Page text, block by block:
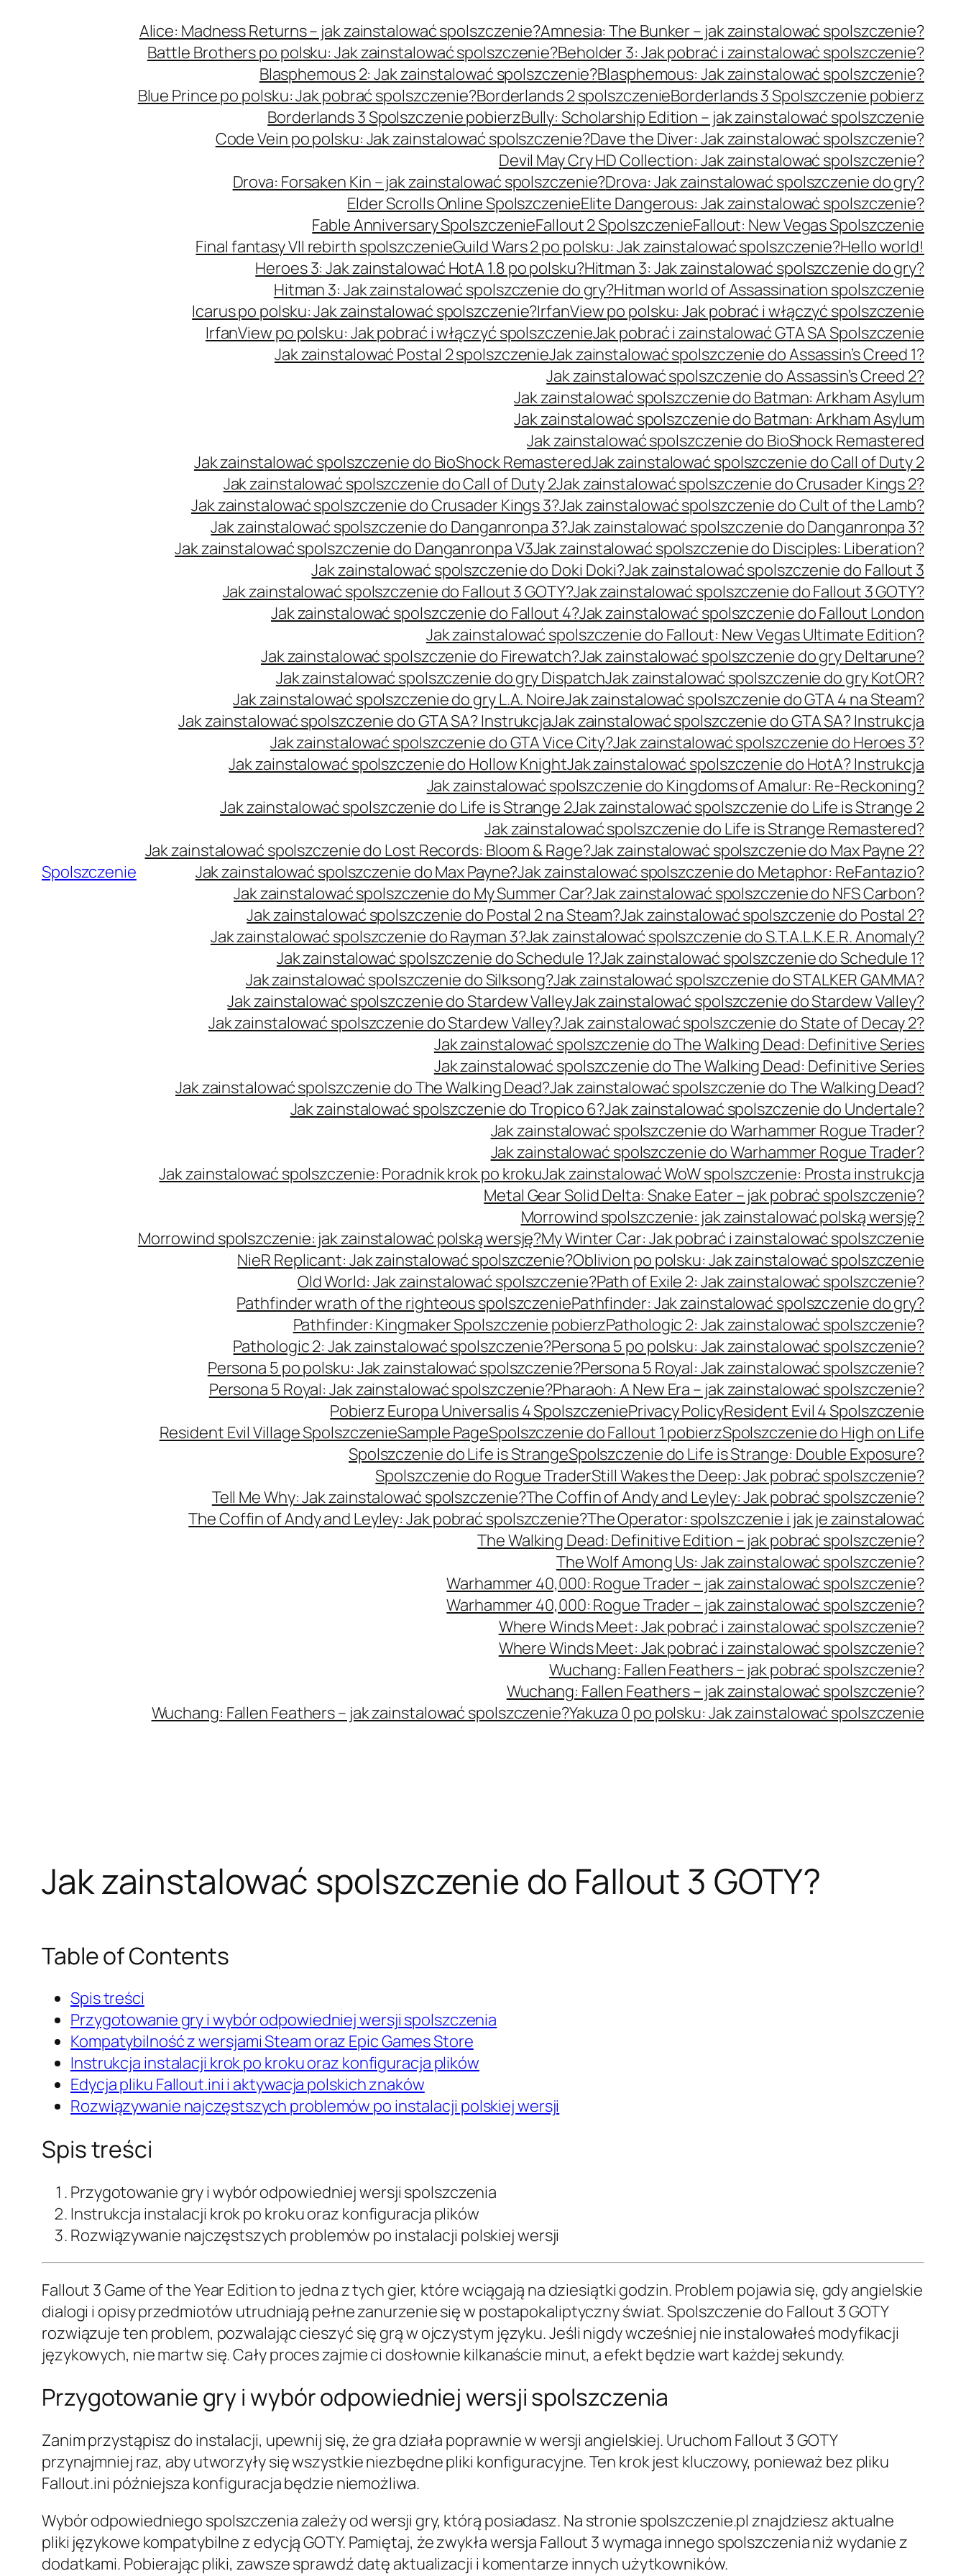
Spolszczenie
Alice: Madness Returns – jak zainstalować spolszczenie?Amnesia: The Bunker – jak zainstalować spolszczenie?
Battle Brothers po polsku: Jak zainstalować spolszczenie?Beholder 3: Jak pobrać i zainstalować spolszczenie?
Blasphemous 2: Jak zainstalować spolszczenie?Blasphemous: Jak zainstalować spolszczenie?
Blue Prince po polsku: Jak pobrać spolszczenie?Borderlands 2 spolszczenieBorderlands 3 Spolszczenie pobierz
Borderlands 3 Spolszczenie pobierzBully: Scholarship Edition – jak zainstalować spolszczenie
Code Vein po polsku: Jak zainstalować spolszczenie?Dave the Diver: Jak zainstalować spolszczenie?
Devil May Cry HD Collection: Jak zainstalować spolszczenie?
Drova: Forsaken Kin – jak zainstalować spolszczenie?Drova: Jak zainstalować spolszczenie do gry?
Elder Scrolls Online SpolszczenieElite Dangerous: Jak zainstalować spolszczenie?
Fable Anniversary SpolszczenieFallout 2 SpolszczenieFallout: New Vegas Spolszczenie
Final fantasy VII rebirth spolszczenieGuild Wars 2 po polsku: Jak zainstalować spolszczenie?Hello world!
Heroes 3: Jak zainstalować HotA 1.8 po polsku?Hitman 3: Jak zainstalować spolszczenie do gry?
Hitman 3: Jak zainstalować spolszczenie do gry?Hitman world of Assassination spolszczenie
Icarus po polsku: Jak zainstalować spolszczenie?IrfanView po polsku: Jak pobrać i włączyć spolszczenie
IrfanView po polsku: Jak pobrać i włączyć spolszczenieJak pobrać i zainstalować GTA SA Spolszczenie
Jak zainstalować Postal 2 spolszczenieJak zainstalować spolszczenie do Assassin’s Creed 1?
Jak zainstalować spolszczenie do Assassin’s Creed 2?
Jak zainstalować spolszczenie do Batman: Arkham Asylum
Jak zainstalować spolszczenie do Batman: Arkham Asylum
Jak zainstalować spolszczenie do BioShock Remastered
Jak zainstalować spolszczenie do BioShock RemasteredJak zainstalować spolszczenie do Call of Duty 2
Jak zainstalować spolszczenie do Call of Duty 2Jak zainstalować spolszczenie do Crusader Kings 2?
Jak zainstalować spolszczenie do Crusader Kings 3?Jak zainstalować spolszczenie do Cult of the Lamb?
Jak zainstalować spolszczenie do Danganronpa 3?Jak zainstalować spolszczenie do Danganronpa 3?
Jak zainstalować spolszczenie do Danganronpa V3Jak zainstalować spolszczenie do Disciples: Liberation?
Jak zainstalować spolszczenie do Doki Doki?Jak zainstalować spolszczenie do Fallout 3
Jak zainstalować spolszczenie do Fallout 3 GOTY?Jak zainstalować spolszczenie do Fallout 3 GOTY?
Jak zainstalować spolszczenie do Fallout 4?Jak zainstalować spolszczenie do Fallout London
Jak zainstalować spolszczenie do Fallout: New Vegas Ultimate Edition?
Jak zainstalować spolszczenie do Firewatch?Jak zainstalować spolszczenie do gry Deltarune?
Jak zainstalować spolszczenie do gry DispatchJak zainstalować spolszczenie do gry KotOR?
Jak zainstalować spolszczenie do gry L.A. NoireJak zainstalować spolszczenie do GTA 4 na Steam?
Jak zainstalować spolszczenie do GTA SA? InstrukcjaJak zainstalować spolszczenie do GTA SA? Instrukcja
Jak zainstalować spolszczenie do GTA Vice City?Jak zainstalować spolszczenie do Heroes 3?
Jak zainstalować spolszczenie do Hollow KnightJak zainstalować spolszczenie do HotA? Instrukcja
Jak zainstalować spolszczenie do Kingdoms of Amalur: Re-Reckoning?
Jak zainstalować spolszczenie do Life is Strange 2Jak zainstalować spolszczenie do Life is Strange 2
Jak zainstalować spolszczenie do Life is Strange Remastered?
Jak zainstalować spolszczenie do Lost Records: Bloom & Rage?Jak zainstalować spolszczenie do Max Payne 2?
Jak zainstalować spolszczenie do Max Payne?Jak zainstalować spolszczenie do Metaphor: ReFantazio?
Jak zainstalować spolszczenie do My Summer Car?Jak zainstalować spolszczenie do NFS Carbon?
Jak zainstalować spolszczenie do Postal 2 na Steam?Jak zainstalować spolszczenie do Postal 2?
Jak zainstalować spolszczenie do Rayman 3?Jak zainstalować spolszczenie do S.T.A.L.K.E.R. Anomaly?
Jak zainstalować spolszczenie do Schedule 1?Jak zainstalować spolszczenie do Schedule 1?
Jak zainstalować spolszczenie do Silksong?Jak zainstalować spolszczenie do STALKER GAMMA?
Jak zainstalować spolszczenie do Stardew ValleyJak zainstalować spolszczenie do Stardew Valley?
Jak zainstalować spolszczenie do Stardew Valley?Jak zainstalować spolszczenie do State of Decay 2?
Jak zainstalować spolszczenie do The Walking Dead: Definitive Series
Jak zainstalować spolszczenie do The Walking Dead: Definitive Series
Jak zainstalować spolszczenie do The Walking Dead?Jak zainstalować spolszczenie do The Walking Dead?
Jak zainstalować spolszczenie do Tropico 6?Jak zainstalować spolszczenie do Undertale?
Jak zainstalować spolszczenie do Warhammer Rogue Trader?
Jak zainstalować spolszczenie do Warhammer Rogue Trader?
Jak zainstalować spolszczenie: Poradnik krok po krokuJak zainstalować WoW spolszczenie: Prosta instrukcja
Metal Gear Solid Delta: Snake Eater – jak pobrać spolszczenie?
Morrowind spolszczenie: jak zainstalować polską wersję?
Morrowind spolszczenie: jak zainstalować polską wersję?My Winter Car: Jak pobrać i zainstalować spolszczenie
NieR Replicant: Jak zainstalować spolszczenie?Oblivion po polsku: Jak zainstalować spolszczenie
Old World: Jak zainstalować spolszczenie?Path of Exile 2: Jak zainstalować spolszczenie?
Pathfinder wrath of the righteous spolszczeniePathfinder: Jak zainstalować spolszczenie do gry?
Pathfinder: Kingmaker Spolszczenie pobierzPathologic 2: Jak zainstalować spolszczenie?
Pathologic 2: Jak zainstalować spolszczenie?Persona 5 po polsku: Jak zainstalować spolszczenie?
Persona 5 po polsku: Jak zainstalować spolszczenie?Persona 5 Royal: Jak zainstalować spolszczenie?
Persona 5 Royal: Jak zainstalować spolszczenie?Pharaoh: A New Era – jak zainstalować spolszczenie?
Pobierz Europa Universalis 4 SpolszczeniePrivacy PolicyResident Evil 4 Spolszczenie
Resident Evil Village SpolszczenieSample PageSpolszczenie do Fallout 1 pobierzSpolszczenie do High on Life
Spolszczenie do Life is StrangeSpolszczenie do Life is Strange: Double Exposure?
Spolszczenie do Rogue TraderStill Wakes the Deep: Jak pobrać spolszczenie?
Tell Me Why: Jak zainstalować spolszczenie?The Coffin of Andy and Leyley: Jak pobrać spolszczenie?
The Coffin of Andy and Leyley: Jak pobrać spolszczenie?The Operator: spolszczenie i jak je zainstalować
The Walking Dead: Definitive Edition – jak pobrać spolszczenie?
The Wolf Among Us: Jak zainstalować spolszczenie?
Warhammer 40,000: Rogue Trader – jak zainstalować spolszczenie?
Warhammer 40,000: Rogue Trader – jak zainstalować spolszczenie?
Where Winds Meet: Jak pobrać i zainstalować spolszczenie?
Where Winds Meet: Jak pobrać i zainstalować spolszczenie?
Wuchang: Fallen Feathers – jak pobrać spolszczenie?
Wuchang: Fallen Feathers – jak zainstalować spolszczenie?
Wuchang: Fallen Feathers – jak zainstalować spolszczenie?Yakuza 0 po polsku: Jak zainstalować spolszczenie
Jak zainstalować spolszczenie do Fallout 3 GOTY?
Table of Contents
Spis treści
Przygotowanie gry i wybór odpowiedniej wersji spolszczenia
Kompatybilność z wersjami Steam oraz Epic Games Store
Instrukcja instalacji krok po kroku oraz konfiguracja plików
Edycja pliku Fallout.ini i aktywacja polskich znaków
Rozwiązywanie najczęstszych problemów po instalacji polskiej wersji
Spis treści
Przygotowanie gry i wybór odpowiedniej wersji spolszczenia
Instrukcja instalacji krok po kroku oraz konfiguracja plików
Rozwiązywanie najczęstszych problemów po instalacji polskiej wersji
Fallout 3 Game of the Year Edition to jedna z tych gier, które wciągają na dziesiątki godzin. Problem pojawia się, gdy angielskie
dialogi i opisy przedmiotów utrudniają pełne zanurzenie się w postapokaliptyczny świat. Spolszczenie do Fallout 3 GOTY
rozwiązuje ten problem, pozwalając cieszyć się grą w ojczystym języku. Jeśli nigdy wcześniej nie instalowałeś modyfikacji
językowych, nie martw się. Cały proces zajmie ci dosłownie kilkanaście minut, a efekt będzie wart każdej sekundy.
Przygotowanie gry i wybór odpowiedniej wersji spolszczenia
Zanim przystąpisz do instalacji, upewnij się, że gra działa poprawnie w wersji angielskiej. Uruchom Fallout 3 GOTY
przynajmniej raz, aby utworzyły się wszystkie niezbędne pliki konfiguracyjne. Ten krok jest kluczowy, ponieważ bez pliku
Fallout.ini późniejsza konfiguracja będzie niemożliwa.
Wybór odpowiedniego spolszczenia zależy od wersji gry, którą posiadasz. Na stronie spolszczenie.pl znajdziesz aktualne
pliki językowe kompatybilne z edycją GOTY. Pamiętaj, że zwykła wersja Fallout 3 wymaga innego spolszczenia niż wydanie z
dodatkami. Pobierając pliki, zawsze sprawdź datę aktualizacji i komentarze innych użytkowników.